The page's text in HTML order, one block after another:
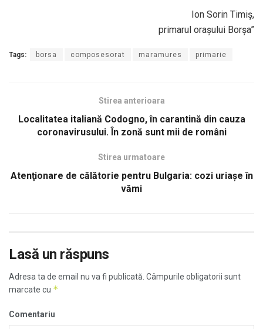
Ion Sorin Timiș,
primarul orașului Borșa”
Tags: borsa composesorat maramures primarie
Stirea anterioara
Localitatea italiană Codogno, în carantină din cauza
coronavirusului. În zonă sunt mii de români
Stirea urmatoare
Atenţionare de călătorie pentru Bulgaria: cozi uriașe în
vămi
Lasă un răspuns
Adresa ta de email nu va fi publicată. Câmpurile obligatorii sunt
marcate cu *
Comentariu